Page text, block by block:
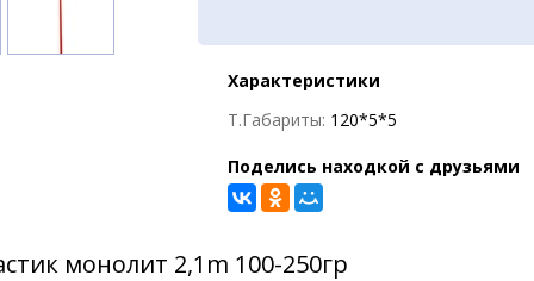
Характеристики
Т.Габариты: 120*5*5
Поделись находкой с друзьями
монолит 2,1m 100-250гр